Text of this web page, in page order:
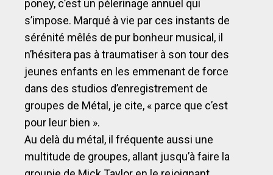
poney, c’est un pèlerinage annuel qui
s’impose. Marqué à vie par ces instants de
sérénité mêlés de pur bonheur musical, il
n’hésitera pas à traumatiser à son tour des
jeunes enfants en les emmenant de force
dans des studios d’enregistrement de
groupes de Métal, je cite, « parce que c’est
pour leur bien ».
Au delà du métal, il fréquente aussi une
multitude de groupes, allant jusqu’à faire la